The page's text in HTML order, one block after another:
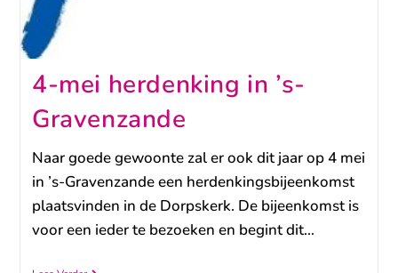
4-mei herdenking in ’s-
Gravenzande
Naar goede gewoonte zal er ook dit jaar op 4 mei
in ’s-Gravenzande een herdenkingsbijeenkomst
plaatsvinden in de Dorpskerk. De bijeenkomst is
voor een ieder te bezoeken en begint dit…